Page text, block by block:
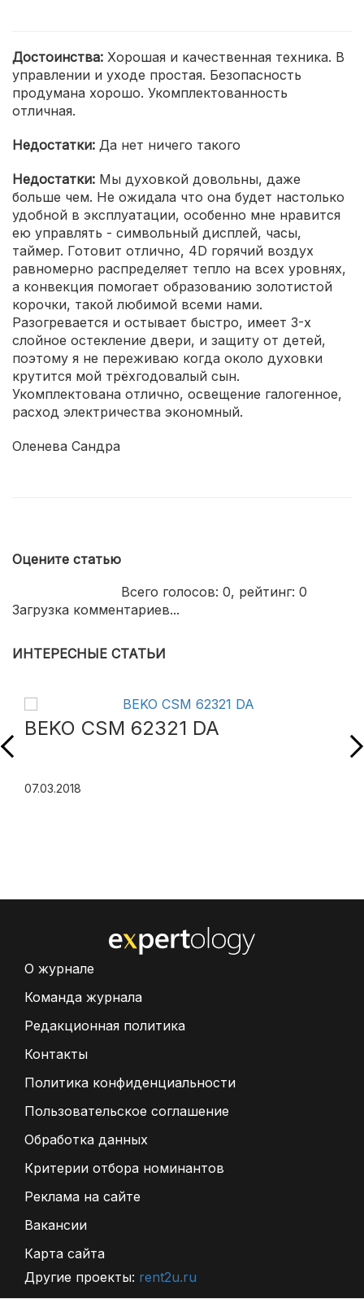
Достоинства: Хорошая и качественная техника. В
управлении и уходе простая. Безопасность
продумана хорошо. Укомплектованность
отличная.
Недостатки: Да нет ничего такого
Недостатки: Мы духовкой довольны, даже
больше чем. Не ожидала что она будет настолько
удобной в эксплуатации, особенно мне нравится
ею управлять - символьный дисплей, часы,
таймер. Готовит отлично, 4D горячий воздух
равномерно распределяет тепло на всех уровнях,
а конвекция помогает образованию золотистой
корочки, такой любимой всеми нами.
Разогревается и остывает быстро, имеет 3-х
слойное остекление двери, и защиту от детей,
поэтому я не переживаю когда около духовки
крутится мой трёхгодовалый сын.
Укомплектована отлично, освещение галогенное,
расход электричества экономный.
Оленева Сандра
Оцените статью
Всего голосов: 0, рейтинг: 0
Загрузка комментариев...
ИНТЕРЕСНЫЕ СТАТЬИ
BEKO CSM 62321 DA
07.03.2018
О журнале
Команда журнала
Редакционная политика
Контакты
Политика конфиденциальности
Пользовательское соглашение
Обработка данных
Критерии отбора номинантов
Реклама на сайте
Вакансии
Карта сайта
Другие проекты: rent2u.ru